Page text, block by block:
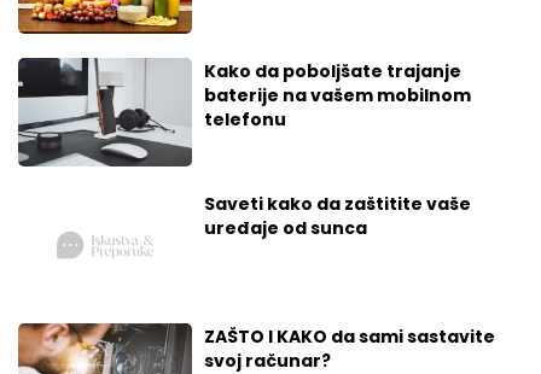
Kako da poboljšate trajanje
baterije na vašem mobilnom
telefonu
Saveti kako da zaštitite vaše
uređaje od sunca
ZAŠTO I KAKO da sami sastavite
svoj računar?